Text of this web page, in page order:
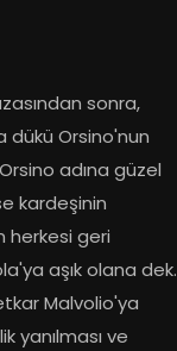
sonra,
dükü Orsino'nun
adına güzel
kardeşinin
herkesi geri
aşık olana dek.
Malvolio'ya
yanılması ve